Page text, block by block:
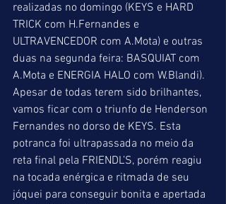
realizadas no domingo (KEYS e HARD
TRICK com H.Fernandes e
ULTRAVENCEDOR com A.Mota) e outras
duas na segunda feira: BASQUIAT com
A.Mota e ENERGIA HALO com W.Blandi).
Apesar de todas terem sido brilhantes,
vamos ficar com o triunfo de Henderson
Fernandes no dorso de KEYS. Esta
potranca foi ultrapassada no meio da
reta final pela FRIENDL’S, porém reagiu
na tocada enérgica e ritmada de seu
jóquei para conseguir bonita e apertada